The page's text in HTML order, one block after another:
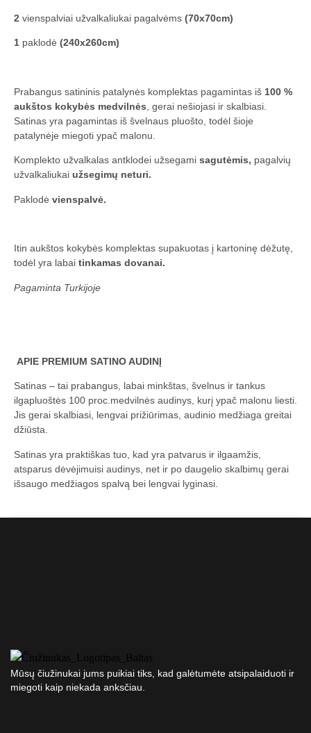
2 vienspalviai užvalkaliukai pagalvėms (70x70cm)
1 paklodė (240x260cm)
Prabangus satininis patalynės komplektas pagamintas iš 100 %
aukštos kokybės medvilnės , gerai nešiojasi ir skalbiasi.
Satinas yra pagamintas iš švelnaus pluošto, todėl šioje
patalynėje miegoti ypač malonu.
Komplekto užvalkalas antklodei užsegami sagutėmis, pagalvių
užvalkaliukai užsegimų neturi.
Paklodė vienspalvė.
Itin aukštos kokybės komplektas supakuotas į kartoninę dėžutę,
todėl yra labai tinkamas dovanai.
Pagaminta Turkijoje
APIE PREMIUM SATINO AUDINĮ
Satinas – tai prabangus, labai minkštas, švelnus ir tankus
ilgapluoštės 100 proc.medvilnės audinys, kurį ypač malonu liesti.
Jis gerai skalbiasi, lengvai prižiūrimas, audinio medžiaga greitai
džiūsta.
Satinas yra praktiškas tuo, kad yra patvarus ir ilgaamžis,
atsparus dėvėjimuisi audinys, net ir po daugelio skalbimų gerai
išsaugo medžiagos spalvą bei lengvai lyginasi.
Mūsų čiužinukai jums puikiai tiks, kad galėtumėte atsipalaiduoti ir
miegoti kaip niekada anksčiau.